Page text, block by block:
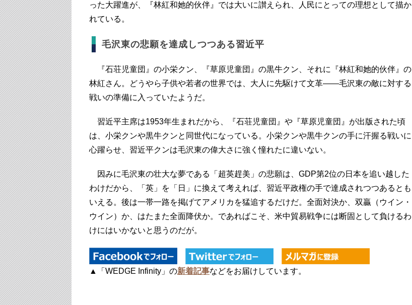
った大躍進が、『林紅和她的伙伴』では大いに讃えられ、人民にとっての理想として描か
れている。
毛沢東の悲願を達成しつつある習近平
『石荘児童団』の小栄クン、『草原児童団』の黒牛クン、それに『林紅和她的伙伴』の
林紅さん。どうやら子供や若者の世界では、大人に先駆けて文革――毛沢東の敵に対する
戦いの準備に入っていたようだ。
習近平主席は1953年生まれだから、『石荘児童団』や『草原児童団』が出版された頃
は、小栄クンや黒牛クンと同世代になっている。小栄クンや黒牛クンの手に汗握る戦いに
心躍らせ、習近平クンは毛沢東の偉大さに強く憧れたに違いない。
因みに毛沢東の壮大な夢である「超英趕美」の悲願は、GDP第2位の日本を追い越した
わけだから、「英」を「日」に換えて考えれば、習近平政権の手で達成されつつあるとも
いえる。後は一帯一路を掲げてアメリカを猛追するだけだ。全面対決か、双贏（ウイン・
ウイン）か、はたまた全面降伏か。であればこそ、米中貿易戦争には断固として負けるわ
けにはいかないと思うのだが。
▲「WEDGE Infinity」の新着記事などをお届けしています。